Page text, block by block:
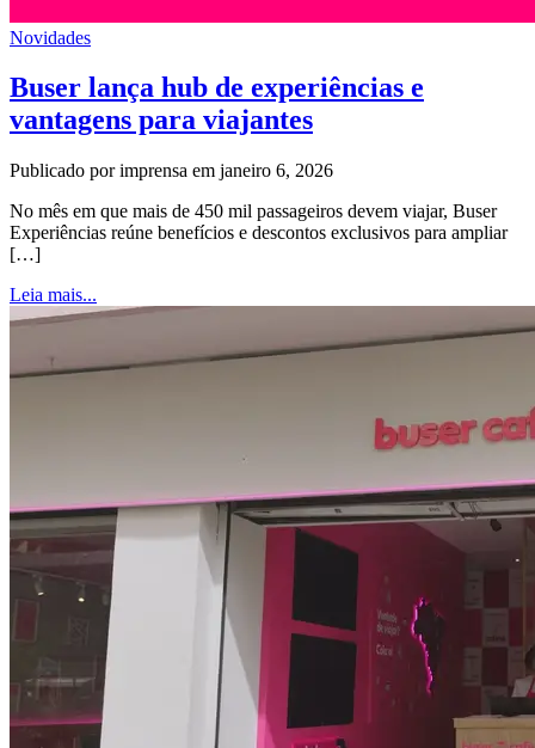
Novidades
Buser lança hub de experiências e
vantagens para viajantes
Publicado por imprensa em janeiro 6, 2026
No mês em que mais de 450 mil passageiros devem viajar, Buser
Experiências reúne benefícios e descontos exclusivos para ampliar
[…]
Leia mais...